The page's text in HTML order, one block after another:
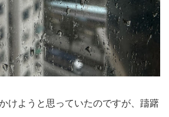
けようと思っていたのですが、躊躇